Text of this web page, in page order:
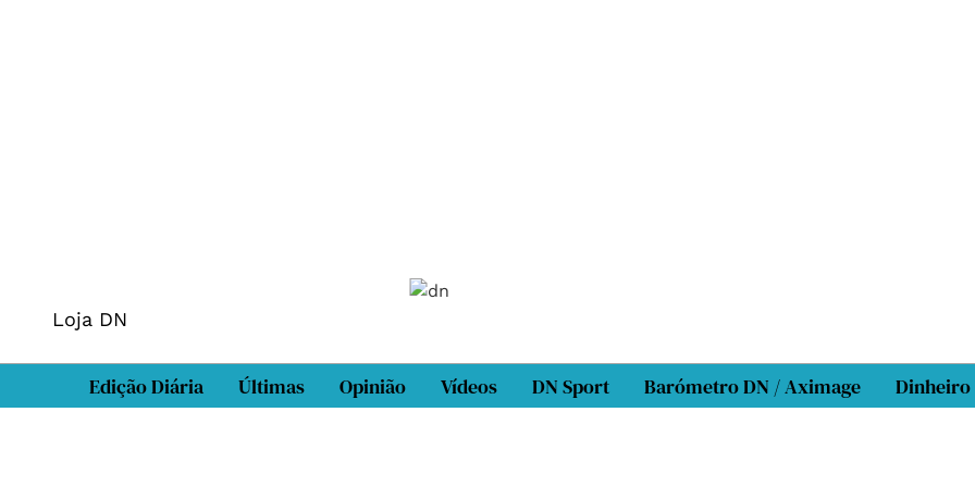
Loja DN
Edição Diária Últimas Opinião Vídeos DN Sport Barómetro DN / Aximage Dinheiro